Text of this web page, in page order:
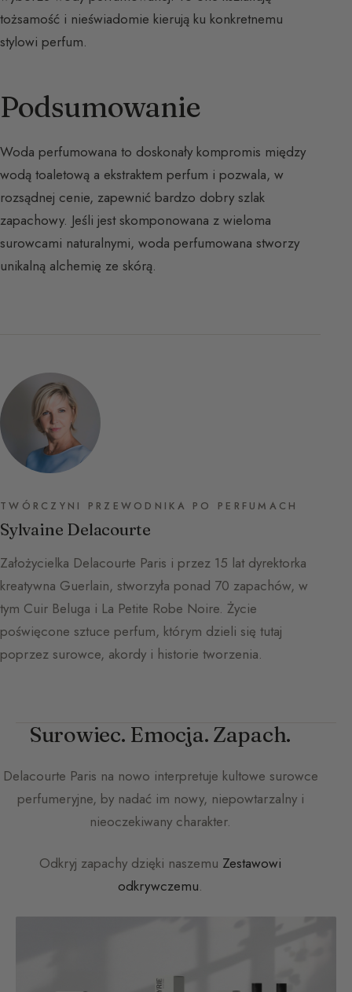
tożsamość i nieświadomie kierują ku konkretnemu
stylowi perfum.
Podsumowanie
Woda perfumowana to doskonały kompromis między
wodą toaletową a ekstraktem perfum i pozwala, w
rozsądnej cenie, zapewnić bardzo dobry szlak
zapachowy. Jeśli jest skomponowana z wieloma
surowcami naturalnymi, woda perfumowana stworzy
unikalną alchemię ze skórą.
TWÓRCZYNI PRZEWODNIKA PO PERFUMACH
Sylvaine Delacourte
Założycielka Delacourte Paris i przez 15 lat dyrektorka
kreatywna Guerlain, stworzyła ponad 70 zapachów, w
tym Cuir Beluga i La Petite Robe Noire. Życie
poświęcone sztuce perfum, którym dzieli się tutaj
poprzez surowce, akordy i historie tworzenia.
Surowiec. Emocja. Zapach.
Delacourte Paris na nowo interpretuje kultowe surowce
perfumeryjne, by nadać im nowy, niepowtarzalny i
nieoczekiwany charakter.
Odkryj zapachy dzięki naszemu Zestawowi
odkrywczemu.